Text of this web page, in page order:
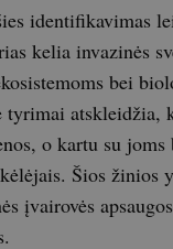
identifikavimas
kelia invazinės
bei
atskleidžia,
o kartu su joms
Šios žinios
įvairovės